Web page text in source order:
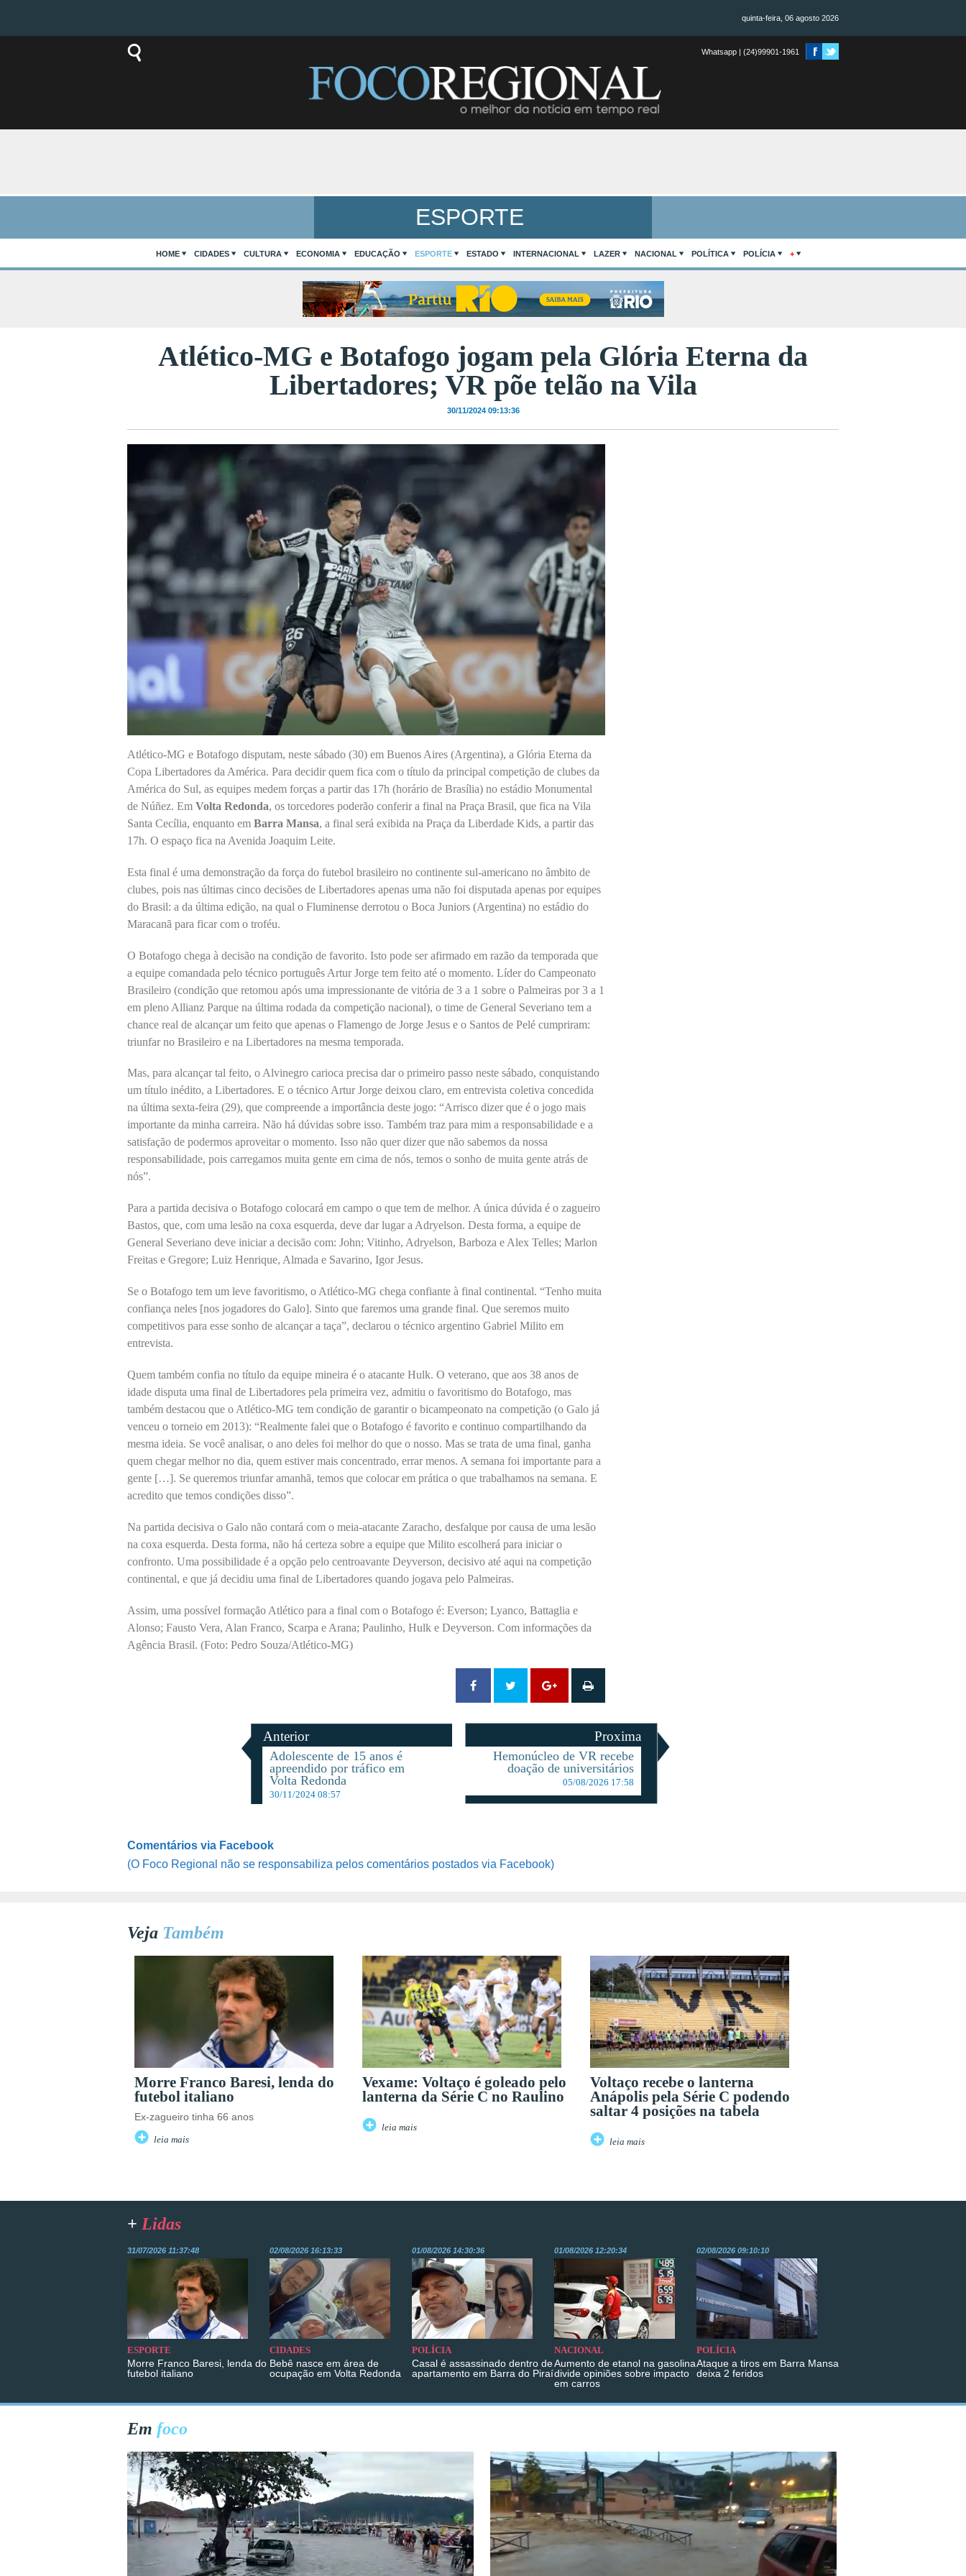
quinta-feira, 06 agosto 2026
Whatsapp | (24)99901-1961
ESPORTE
HOME CIDADES CULTURA ECONOMIA EDUCAÇÃO ESPORTE ESTADO INTERNACIONAL LAZER NACIONAL POLÍTICA POLÍCIA +
Atlético-MG e Botafogo jogam pela Glória Eterna da
Libertadores; VR põe telão na Vila
30/11/2024 09:13:36
Atlético-MG e Botafogo disputam, neste sábado (30) em Buenos Aires (Argentina), a Glória Eterna da
Copa Libertadores da América. Para decidir quem fica com o título da principal competição de clubes da
América do Sul, as equipes medem forças a partir das 17h (horário de Brasília) no estádio Monumental
de Núñez. Em Volta Redonda, os torcedores poderão conferir a final na Praça Brasil, que fica na Vila
Santa Cecília, enquanto em Barra Mansa, a final será exibida na Praça da Liberdade Kids, a partir das
17h. O espaço fica na Avenida Joaquim Leite.
Esta final é uma demonstração da força do futebol brasileiro no continente sul-americano no âmbito de
clubes, pois nas últimas cinco decisões de Libertadores apenas uma não foi disputada apenas por equipes
do Brasil: a da última edição, na qual o Fluminense derrotou o Boca Juniors (Argentina) no estádio do
Maracanã para ficar com o troféu.
O Botafogo chega à decisão na condição de favorito. Isto pode ser afirmado em razão da temporada que
a equipe comandada pelo técnico português Artur Jorge tem feito até o momento. Líder do Campeonato
Brasileiro (condição que retomou após uma impressionante de vitória de 3 a 1 sobre o Palmeiras por 3 a 1
em pleno Allianz Parque na última rodada da competição nacional), o time de General Severiano tem a
chance real de alcançar um feito que apenas o Flamengo de Jorge Jesus e o Santos de Pelé cumpriram:
triunfar no Brasileiro e na Libertadores na mesma temporada.
Mas, para alcançar tal feito, o Alvinegro carioca precisa dar o primeiro passo neste sábado, conquistando
um título inédito, a Libertadores. E o técnico Artur Jorge deixou claro, em entrevista coletiva concedida
na última sexta-feira (29), que compreende a importância deste jogo: “Arrisco dizer que é o jogo mais
importante da minha carreira. Não há dúvidas sobre isso. Também traz para mim a responsabilidade e a
satisfação de podermos aproveitar o momento. Isso não quer dizer que não sabemos da nossa
responsabilidade, pois carregamos muita gente em cima de nós, temos o sonho de muita gente atrás de
nós”.
Para a partida decisiva o Botafogo colocará em campo o que tem de melhor. A única dúvida é o zagueiro
Bastos, que, com uma lesão na coxa esquerda, deve dar lugar a Adryelson. Desta forma, a equipe de
General Severiano deve iniciar a decisão com: John; Vitinho, Adryelson, Barboza e Alex Telles; Marlon
Freitas e Gregore; Luiz Henrique, Almada e Savarino, Igor Jesus.
Se o Botafogo tem um leve favoritismo, o Atlético-MG chega confiante à final continental. “Tenho muita
confiança neles [nos jogadores do Galo]. Sinto que faremos uma grande final. Que seremos muito
competitivos para esse sonho de alcançar a taça”, declarou o técnico argentino Gabriel Milito em
entrevista.
Quem também confia no título da equipe mineira é o atacante Hulk. O veterano, que aos 38 anos de
idade disputa uma final de Libertadores pela primeira vez, admitiu o favoritismo do Botafogo, mas
também destacou que o Atlético-MG tem condição de garantir o bicampeonato na competição (o Galo já
venceu o torneio em 2013): “Realmente falei que o Botafogo é favorito e continuo compartilhando da
mesma ideia. Se você analisar, o ano deles foi melhor do que o nosso. Mas se trata de uma final, ganha
quem chegar melhor no dia, quem estiver mais concentrado, errar menos. A semana foi importante para a
gente […]. Se queremos triunfar amanhã, temos que colocar em prática o que trabalhamos na semana. E
acredito que temos condições disso”.
Na partida decisiva o Galo não contará com o meia-atacante Zaracho, desfalque por causa de uma lesão
na coxa esquerda. Desta forma, não há certeza sobre a equipe que Milito escolherá para iniciar o
confronto. Uma possibilidade é a opção pelo centroavante Deyverson, decisivo até aqui na competição
continental, e que já decidiu uma final de Libertadores quando jogava pelo Palmeiras.
Assim, uma possível formação Atlético para a final com o Botafogo é: Everson; Lyanco, Battaglia e
Alonso; Fausto Vera, Alan Franco, Scarpa e Arana; Paulinho, Hulk e Deyverson. Com informações da
Agência Brasil. (Foto: Pedro Souza/Atlético-MG)
Anterior
Adolescente de 15 anos é
apreendido por tráfico em
Volta Redonda
30/11/2024 08:57
Proxima
Hemonúcleo de VR recebe
doação de universitários
05/08/2026 17:58
Comentários via Facebook
(O Foco Regional não se responsabiliza pelos comentários postados via Facebook)
Veja Também
Morre Franco Baresi, lenda do
futebol italiano
Ex-zagueiro tinha 66 anos
leia mais
Vexame: Voltaço é goleado pelo
lanterna da Série C no Raulino
leia mais
Voltaço recebe o lanterna
Anápolis pela Série C podendo
saltar 4 posições na tabela
leia mais
+ Lidas
31/07/2026 11:37:48
ESPORTE
Morre Franco Baresi, lenda do
futebol italiano
02/08/2026 16:13:33
CIDADES
Bebê nasce em área de
ocupação em Volta Redonda
01/08/2026 14:30:36
POLÍCIA
Casal é assassinado dentro de
apartamento em Barra do Piraí
01/08/2026 12:20:34
NACIONAL
Aumento de etanol na gasolina
divide opiniões sobre impacto
em carros
02/08/2026 09:10:10
POLÍCIA
Ataque a tiros em Barra Mansa
deixa 2 feridos
Em foco